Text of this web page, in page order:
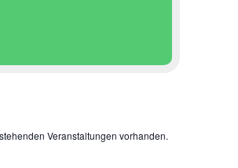
Veranstaltungen vorhanden.